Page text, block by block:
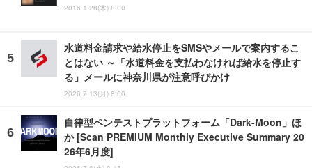
2016.1.28(木) 8:00
水道料金請求や給水停止をSMSやメールで案内するこ
とはない ～「水道料金を支払わなければ給水を停止す
る」メールに神奈川県が注意呼びかけ
2026.7.13(月) 8:00
自律型ペンテストプラットフォーム「Dark-Moon」ほ
か [Scan PREMIUM Monthly Executive Summary 20
26年6月度]